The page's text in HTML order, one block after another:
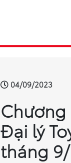
04/09/2023
Đại lý
tháng